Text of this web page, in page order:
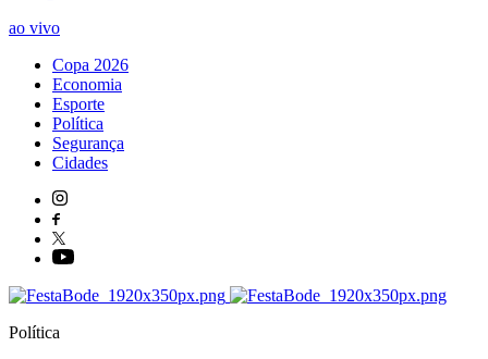
ao vivo
Copa 2026
Economia
Esporte
Política
Segurança
Cidades
Política